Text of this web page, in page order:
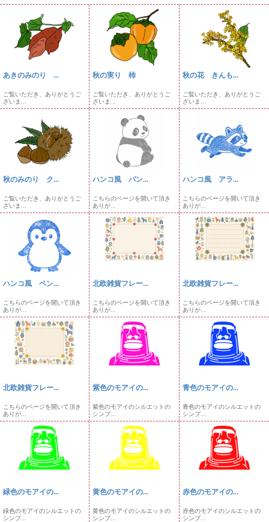
あきのみのり ...
ご覧いただき、ありがとうご
ざいま...
秋の実り 柿
ご覧いただき、ありがとうご
ざいま...
秋の花 きんも...
ご覧いただき、ありがとうご
ざいま...
秋のみのり ク...
ご覧いただき、ありがとうご
ざいま...
ハンコ風 パン...
こちらのページを開いて頂き
ありが...
ハンコ風 アラ...
こちらのページを開いて頂き
ありが...
ハンコ風 ペン...
こちらのページを開いて頂き
ありが...
北欧雑貨フレー...
こちらのページを開いて頂き
ありが...
北欧雑貨フレー...
こちらのページを開いて頂き
ありが...
北欧雑貨フレー...
こちらのページを開いて頂き
ありが...
紫色のモアイの...
紫色のモアイのシルエットの
シンプ...
青色のモアイの...
青色のモアイのシルエットの
シンプ...
緑色のモアイの...
緑色のモアイのシルエットの
シンプ...
黄色のモアイの...
黄色のモアイのシルエットの
シンプ...
赤色のモアイの...
赤色のモアイのシルエットの
シンプ...